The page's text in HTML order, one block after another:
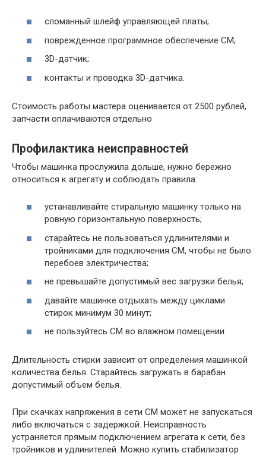
сломанный шлейф управляющей платы;
поврежденное программное обеспечение СМ;
3D-датчик;
контакты и проводка 3D-датчика.
Стоимость работы мастера оценивается от 2500 рублей,
запчасти оплачиваются отдельно
Профилактика неисправностей
Чтобы машинка прослужила дольше, нужно бережно
относиться к агрегату и соблюдать правила:
устанавливайте стиральную машинку только на
ровную горизонтальную поверхность;
старайтесь не пользоваться удлинителями и
тройниками для подключения СМ, чтобы не было
перебоев электричества;
не превышайте допустимый вес загрузки белья;
давайте машинке отдыхать между циклами
стирок минимум 30 минут;
не пользуйтесь СМ во влажном помещении.
Длительность стирки зависит от определения машинкой
количества белья. Старайтесь загружать в барабан
допустимый объем белья.
При скачках напряжения в сети СМ может не запускаться
либо включаться с задержкой. Неисправность
устраняется прямым подключением агрегата к сети, без
тройников и удлинителей. Можно купить стабилизатор